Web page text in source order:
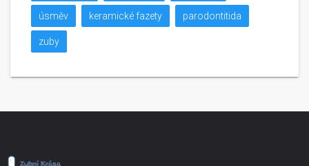
úsměv keramické fazety parodontitida
zuby